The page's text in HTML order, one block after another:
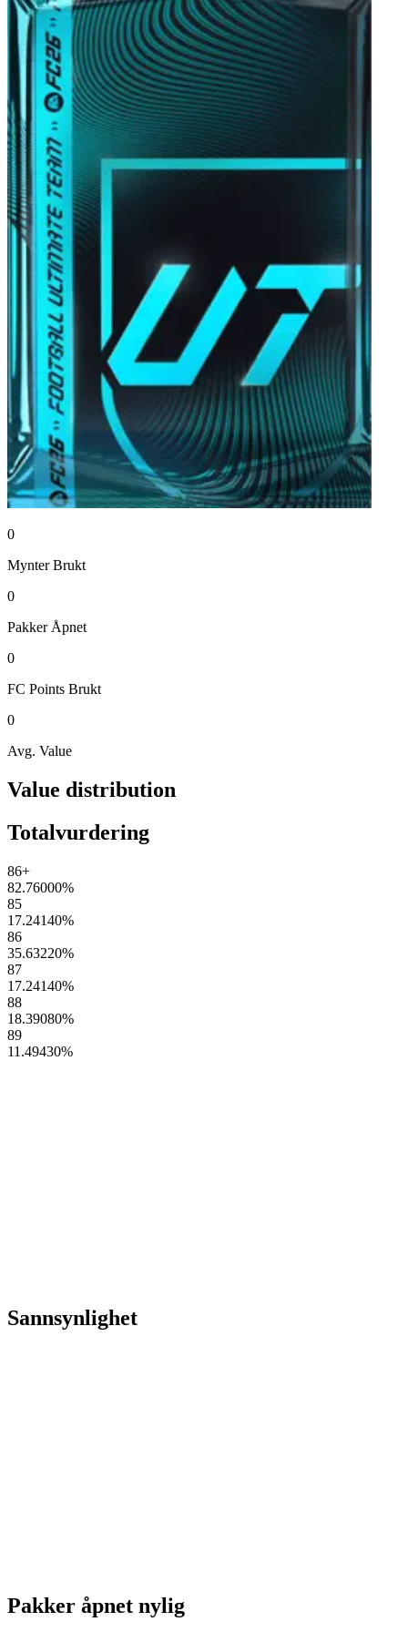
0
Mynter Brukt
0
Pakker Åpnet
0
FC Points Brukt
0
Avg. Value
Value distribution
Totalvurdering
86+
82.76000%
85
17.24140%
86
35.63220%
87
17.24140%
88
18.39080%
89
11.49430%
Sannsynlighet
Pakker åpnet nylig